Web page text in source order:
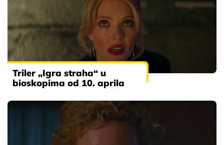
Triler „Igra straha“ u
bioskopima od 10. aprila